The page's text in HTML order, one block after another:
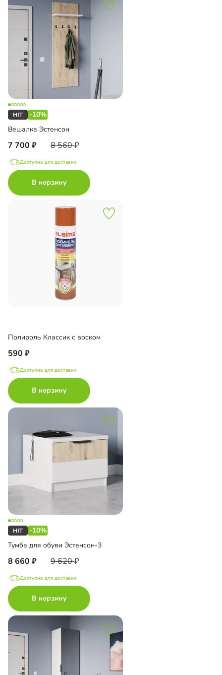
-10%
Вешалка Эстенсон
7 700 8 560
Доступно для доставки
В корзину
Полироль Классик с воском
590
Доступно для доставки
В корзину
-10%
Тумба для обуви Эстенсон-3
8 660 9 620
Доступно для доставки
В корзину